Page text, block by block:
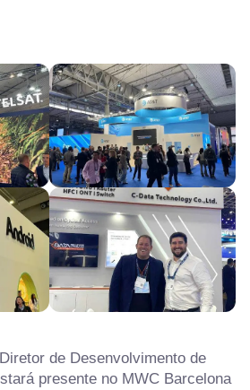
de Desenvolvimento de
presente no MWC Barcelona